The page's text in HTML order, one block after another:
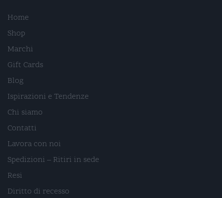
Home
Shop
Marchi
Gift Cards
Blog
Ispirazioni e Tendenze
Chi siamo
Contatti
Lavora con noi
Spedizioni – Ritiri in sede
Resi
Diritto di recesso